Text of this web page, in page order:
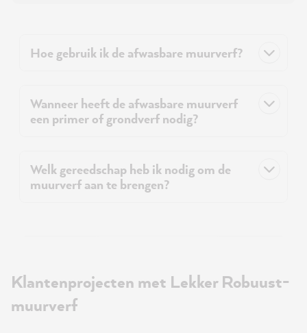
Hoe gebruik ik de afwasbare muurverf?
Wanneer heeft de afwasbare muurverf
een primer of grondverf nodig?
Welk gereedschap heb ik nodig om de
muurverf aan te brengen?
Klantenprojecten met Lekker Robuust-
muurverf